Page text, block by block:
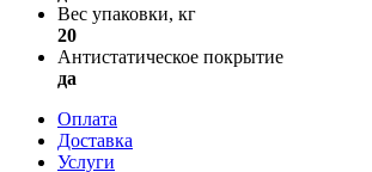
Вес упаковки, кг
20
Антистатическое покрытие
да
Оплата
Доставка
Услуги